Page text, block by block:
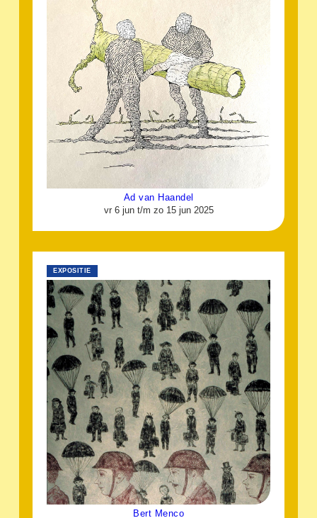
Ad van Haandel
vr 6 jun t/m zo 15 jun 2025
EXPOSITIE
Bert Menco